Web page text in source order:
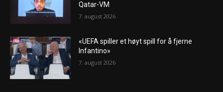
Qatar-VM
7. august 2026
«UEFA spiller et høyt spill for å fjerne
Infantino»
7. august 2026